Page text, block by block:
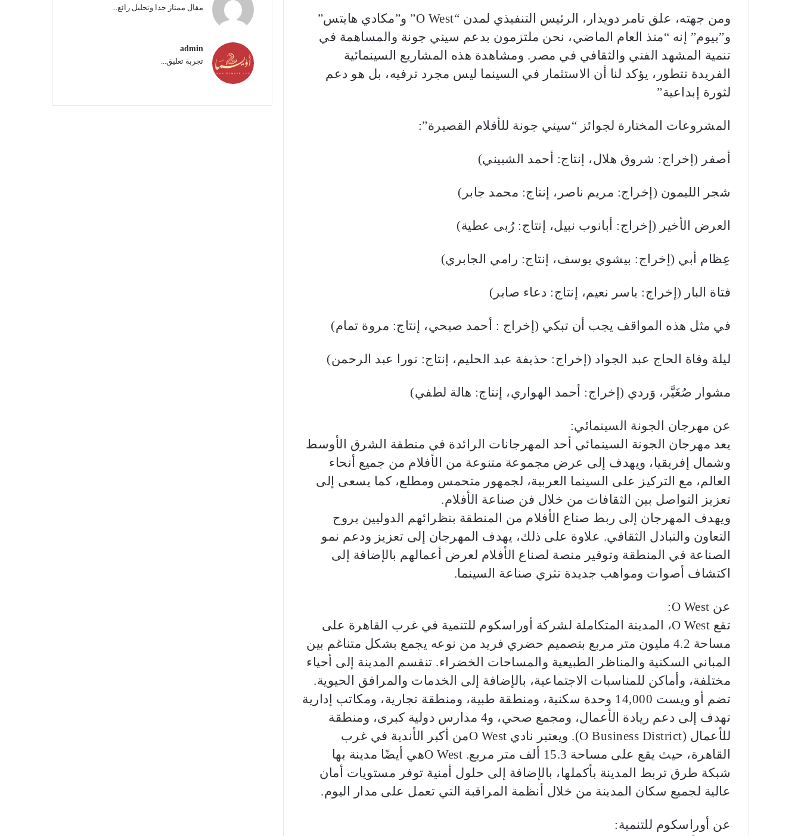
ومن جهته، علق تامر دويدار، الرئيس التنفيذي لمدن “O West” و”مكادي هايتس”
و”بيوم” إنه “منذ العام الماضي، نحن ملتزمون بدعم سيني جونة والمساهمة في
تنمية المشهد الفني والثقافي في مصر. ومشاهدة هذه المشاريع السينمائية
الفريدة تتطور، يؤكد لنا أن الاستثمار في السينما ليس مجرد ترفيه، بل هو دعم
لثورة إبداعية”
المشروعات المختارة لجوائز “سيني جونة للأفلام القصيرة”:
أصفر (إخراج: شروق هلال، إنتاج: أحمد الشبيني)
شجر الليمون (إخراج: مريم ناصر، إنتاج: محمد جابر)
العرض الأخير (إخراج: أبانوب نبيل، إنتاج: رُبى عطية)
عِظام أبي (إخراج: بيشوي يوسف، إنتاج: رامي الجابري)
فتاة البار (إخراج: ياسر نعيم، إنتاج: دعاء صابر)
في مثل هذه المواقف يجب أن تبكي (إخراج : أحمد صبحي، إنتاج: مروة تمام)
ليلة وفاة الحاج عبد الجواد (إخراج: حذيفة عبد الحليم، إنتاج: نورا عبد الرحمن)
مشوار صُغَيَّر، وَردي (إخراج: أحمد الهواري، إنتاج: هالة لطفي)
عن مهرجان الجونة السينمائي:
يعد مهرجان الجونة السينمائي أحد المهرجانات الرائدة في منطقة الشرق الأوسط
وشمال إفريقيا، ويهدف إلى عرض مجموعة متنوعة من الأفلام من جميع أنحاء
العالم، مع التركيز على السينما العربية، لجمهور متحمس ومطلع، كما يسعى إلى
تعزيز التواصل بين الثقافات من خلال فن صناعة الأفلام.
ويهدف المهرجان إلى ربط صناع الأفلام من المنطقة بنظرائهم الدوليين بروح
التعاون والتبادل الثقافي. علاوة على ذلك، يهدف المهرجان إلى تعزيز ودعم نمو
الصناعة في المنطقة وتوفير منصة لصناع الأفلام لعرض أعمالهم بالإضافة إلى
اكتشاف أصوات ومواهب جديدة تثري صناعة السينما.
عن O West:
تقع O West، المدينة المتكاملة لشركة أوراسكوم للتنمية في غرب القاهرة على
مساحة 4.2 مليون متر مربع بتصميم حضري فريد من نوعه يجمع بشكل متناغم بين
المباني السكنية والمناظر الطبيعية والمساحات الخضراء. تنقسم المدينة إلى أحياء
مختلفة، وأماكن للمناسبات الاجتماعية، بالإضافة إلى الخدمات والمرافق الحيوية.
تضم أو ويست 14,000 وحدة سكنية، ومنطقة طبية، ومنطقة تجارية، ومكاتب إدارية
تهدف إلى دعم ريادة الأعمال، ومجمع صحي، و4 مدارس دولية كبرى، ومنطقة
للأعمال (O Business District). ويعتبر نادي O Westمن أكبر الأندية في غرب
القاهرة، حيث يقع على مساحة 15.3 ألف متر مربع. O Westهي أيضًا مدينة بها
شبكة طرق تربط المدينة بأكملها، بالإضافة إلى حلول أمنية توفر مستويات أمان
عالية لجميع سكان المدينة من خلال أنظمة المراقبة التي تعمل على مدار اليوم.
عن أوراسكوم للتنمية:
مقال ممتاز جدا وتحليل رائع...
admin
تجربة تعليق...